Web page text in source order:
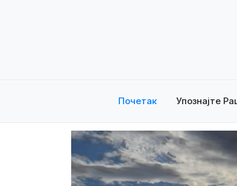
Почетак Упознајте